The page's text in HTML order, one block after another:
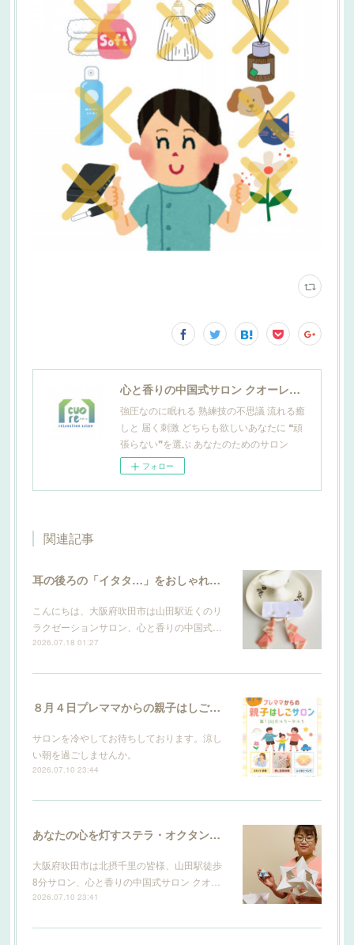
心と香りの中国式サロン クオーレ山田
強圧なのに眠れる 熟練技の不思議 流れる癒
しと 届く刺激 どちらも欲しいあなたに ❝頑
張らない❞を選ぶ あなたのためのサロン
フォロー
関連記事
耳の後ろの「イタタ…」をおしゃれにケア。サロン発のこだわり輪郭ピアスができました
こんにちは、大阪府吹田市は山田駅近くのリ
ラクゼーションサロン、心と香りの中国式…
2026.07.18 01:27
８月４日プレママからの親子はしごサロン
サロンを冷やしてお待ちしております。涼し
い朝を過ごしませんか。
2026.07.10 23:44
あなたの心を灯すステラ・オクタンギュラ
大阪府吹田市は北摂千里の皆様、山田駅徒歩
8分サロン、心と香りの中国式サロン クオ…
2026.07.10 23:41